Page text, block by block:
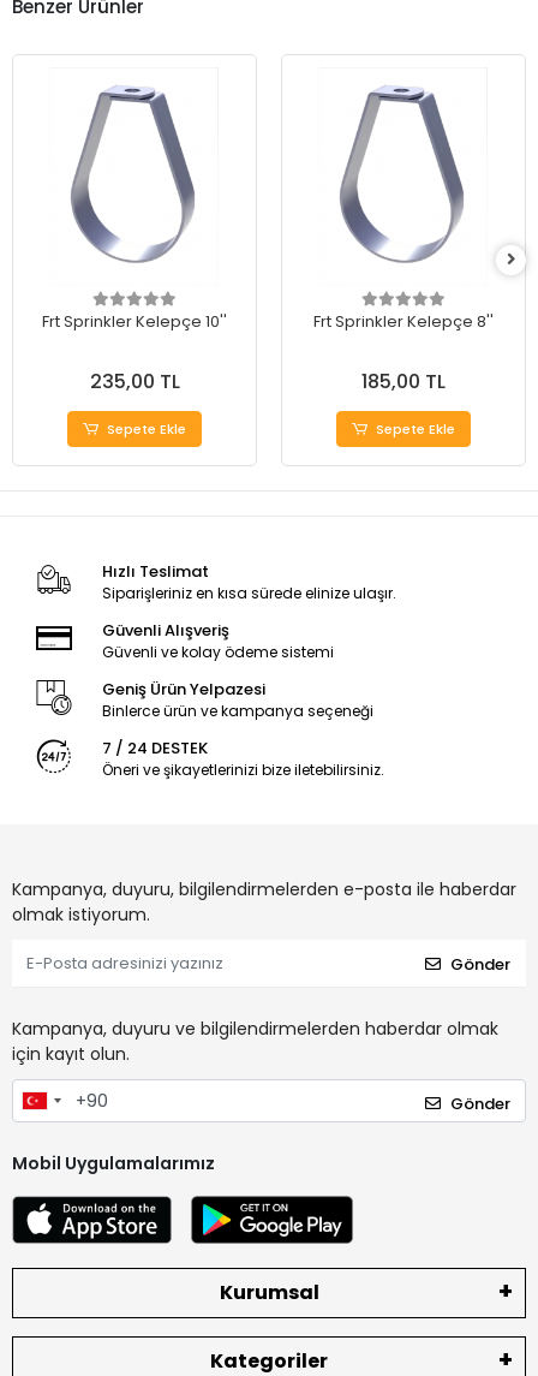
Benzer Ürünler
Frt Sprinkler Kelepçe 10''
235,00 TL
Sepete Ekle
Frt Sprinkler Kelepçe 8''
185,00 TL
Sepete Ekle
Hızlı Teslimat
Siparişleriniz en kısa sürede elinize ulaşır.
Güvenli Alışveriş
Güvenli ve kolay ödeme sistemi
Geniş Ürün Yelpazesi
Binlerce ürün ve kampanya seçeneği
7 / 24 DESTEK
Öneri ve şikayetlerinizi bize iletebilirsiniz.
Kampanya, duyuru, bilgilendirmelerden e-posta ile haberdar
olmak istiyorum.
Gönder
Kampanya, duyuru ve bilgilendirmelerden haberdar olmak
için kayıt olun.
Gönder
Mobil Uygulamalarımız
Kurumsal
Kategoriler